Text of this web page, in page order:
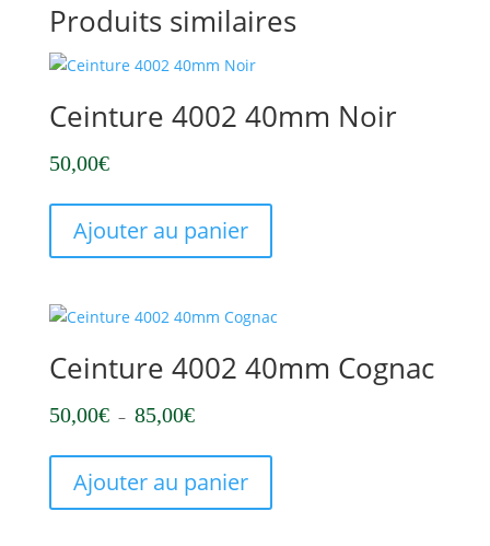
Produits similaires
Ceinture 4002 40mm Noir
50,00€
Ajouter au panier
Les
peuvent
Ceinture 4002 40mm Cognac
50,00€ – 85,00€Plage
prix :
50,00€
à
Ajouter au panier